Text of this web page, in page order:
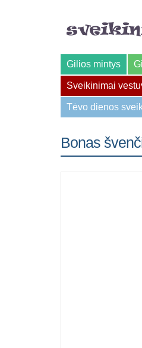
Gilios mintys
Sveikinimai
Tėvo dienos
Bonas